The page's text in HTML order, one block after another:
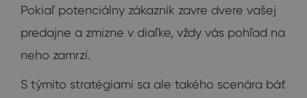
Pokiaľ potenciálny zákazník zavre dvere vašej
predajne a zmizne v diaľke, vždy vás pohľad na
neho zamrzí.
S týmito stratégiami sa ale takého scenára báť